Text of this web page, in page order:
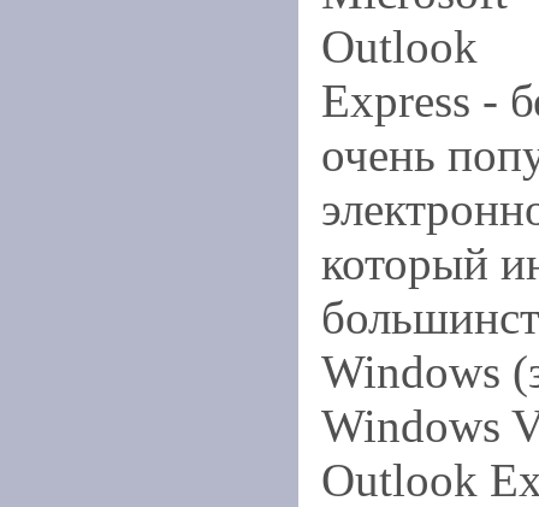
Outlook
Express -
очень
который
Windows
Windows
Outlook